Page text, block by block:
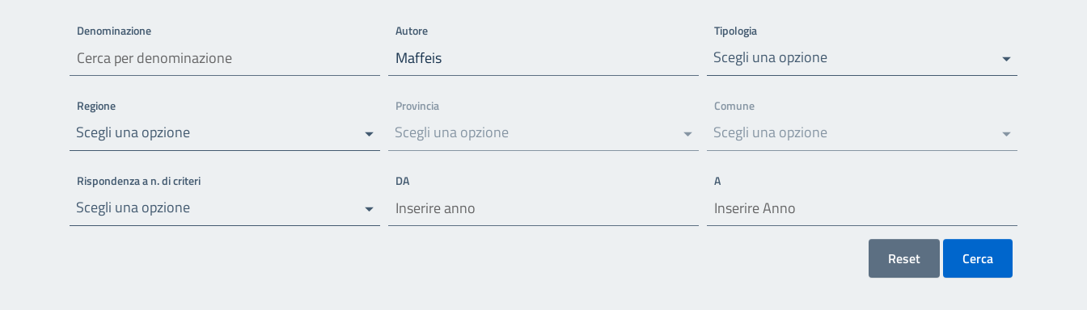
Denominazione Autore Tipologia
Scegli una opzione
Regione
Scegli una opzione
Provincia
Scegli una opzione
Comune
Scegli una opzione
Rispondenza a n. di criteri
Scegli una opzione
DA A
Reset Cerca